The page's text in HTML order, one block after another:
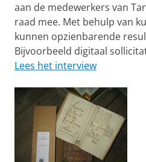
aan de medewerkers van
raad mee. Met behulp van
kunnen opzienbarende
Bijvoorbeeld digitaal
Lees het interview